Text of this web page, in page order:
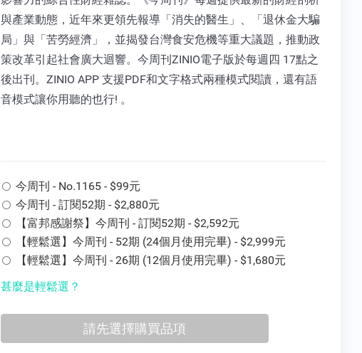
與產業動態，近年來更領先報導「消失的醫生」、「退休金大騙
局」與「苦勞經濟」，並揭發台灣食安危機等重大議題，推動政
策改革引起社會廣大迴響。今周刊ZINIO電子版於每週四 17點之
後出刊。ZINIO APP 支援PDF和文字格式兩種模式閱讀，還有語
音模式讓你用聽的也行! 。
今周刊 - No.1165 - $99元
今周刊 - 訂閱52期 - $2,880元
【富邦感謝祭】今周刊 - 訂閱52期 - $2,592元
【輕鬆選】今周刊 - 52期 (24個月使用完畢) - $2,999元
【輕鬆選】今周刊 - 26期 (12個月使用完畢) - $1,680元
甚麼是輕鬆選？